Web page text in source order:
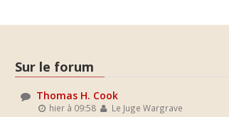
Sur le forum
Thomas H. Cook
hier à 09:58 Le Juge Wargrave